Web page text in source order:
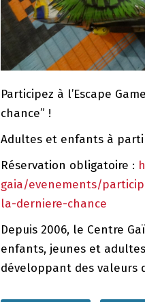
Participez à l’Escape
chance” !
Adultes et enfants à
Réservation obligatoire :
gaia/evenements/
la-derniere-chance
Depuis 2006, le Centre
enfants, jeunes et
développant des valeurs